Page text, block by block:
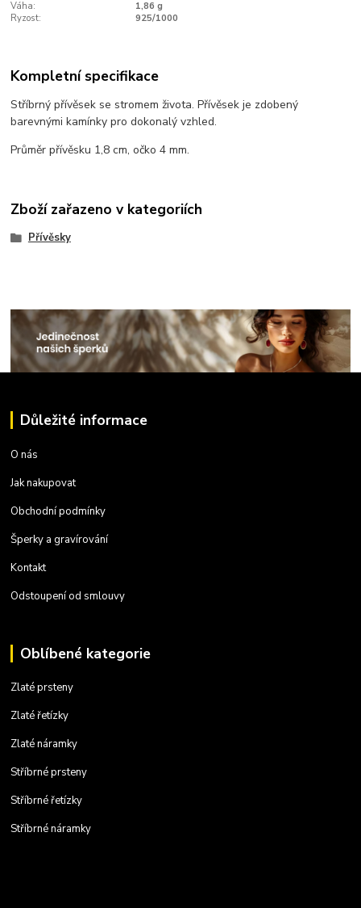
Váha:
1,86 g
Ryzost:
925/1000
Kompletní specifikace
Stříbrný přívěsek se stromem života. Přívěsek je zdobený
barevnými kamínky pro dokonalý vzhled.
Průměr přívěsku 1,8 cm, očko 4 mm.
Zboží zařazeno v kategoriích
Přívěsky
Důležité informace
O nás
Jak nakupovat
Obchodní podmínky
Šperky a gravírování
Kontakt
Odstoupení od smlouvy
Oblíbené kategorie
Zlaté prsteny
Zlaté řetízky
Zlaté náramky
Stříbrné prsteny
Stříbrné řetízky
Stříbrné náramky